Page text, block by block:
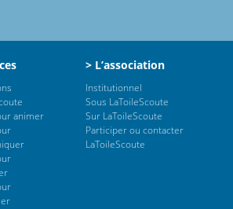
animer
> L’association
Institutionnel
Sous LaToileScoute
Sur LaToileScoute
Participer ou contacter
LaToileScoute